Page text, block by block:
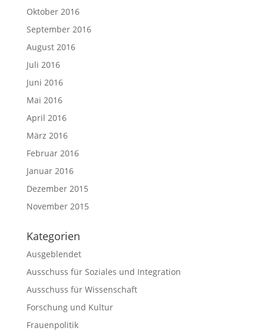
Oktober 2016
September 2016
August 2016
Juli 2016
Juni 2016
Mai 2016
April 2016
März 2016
Februar 2016
Januar 2016
Dezember 2015
November 2015
Kategorien
Ausgeblendet
Ausschuss für Soziales und Integration
Ausschuss für Wissenschaft
Forschung und Kultur
Frauenpolitik